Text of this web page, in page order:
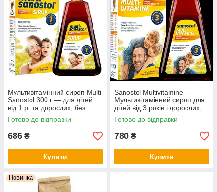
Мультивітамінний сироп Multi
Sanostol 300 г — для дітей
від 1 р. та дорослих, без
цукру, з апельсиновим
смаком, Німеччина
Готово до відправки
686 ₴
Купити
Sanostol Multivitamine -
Мультивітамінний сироп для
дітей від 3 років і дорослих,
без цукру, з натуральним
апельсиновим смаком
Готово до відправки
780 ₴
Купити
Новинка